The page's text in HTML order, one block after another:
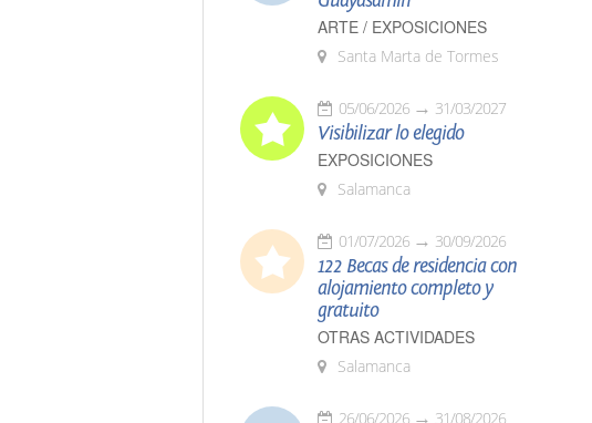
ARTE / EXPOSICIONES
Santa Marta de Tormes
05/06/2026 31/03/2027
Visibilizar lo elegido
EXPOSICIONES
Salamanca
01/07/2026 30/09/2026
122 Becas de residencia con
alojamiento completo y
gratuito
OTRAS ACTIVIDADES
Salamanca
26/06/2026 31/08/2026